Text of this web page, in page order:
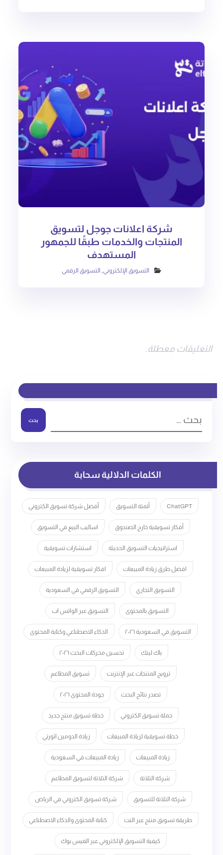
شركة اعلانات جوجل لتسويق
المنتجات والخدمات طبقًا للجمهور
المستهدف
التسويق الإلكتروني, التسويق الرقمي
التعليقات معطلة.
بحث
الكلمات الدلالية سحابة
ChatGPT أتمتة التسويق أفضل شركة تسويق الكتروني
أفكار تسويقية خارج الصندوق اساليب البيع في التسويق
استراتيجيات التسويق الحديثة استشارات تسويقية
افضل طرق زيادة المبيعات افكار تسويقية لزيادة المبيعات
التسويق التجاري التسويق الرقمي في السعودية
التسويق بالمحتوى التسويق عبر الواتس اب
التسويق في السعودية ٢٠٢٦ الذكاء الاصطناعي وكتابة المحتوى
باك لينك تحسين محركات البحث ٢٠٢٦
ترويج المنتجات عبر الإنترنت تسويق المطاعم
تصدر نتائج البحث جودة المحتوى ٢٠٢٦
حملة تسويق الكتروني خطة تسويق منتج جديد
خطة تسويقية لزيادة المبيعات زيادة الدومين اثورتي
زيادة المبيعات زيادة المبيعات في السعودية
شركة التلاتة شركة التلاتة لتسويق المطاعم
شركة التلاتة للتسويق شركة تسويق الكتروني في الرياض
طريقة تسويق منتج عبر النت كتابة المحتوى والذكاء الاصطناعي
كيفية التسويق الإلكتروني عبر الفيس بوك